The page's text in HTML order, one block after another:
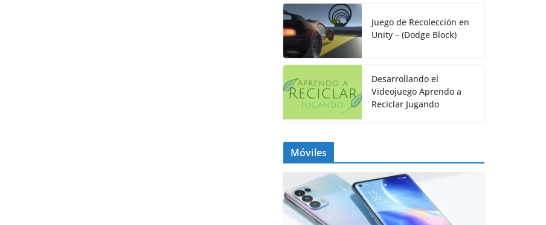
Juego de Recolección en
Unity – (Dodge Block)
Desarrollando el
Videojuego Aprendo a
Reciclar Jugando
Móviles